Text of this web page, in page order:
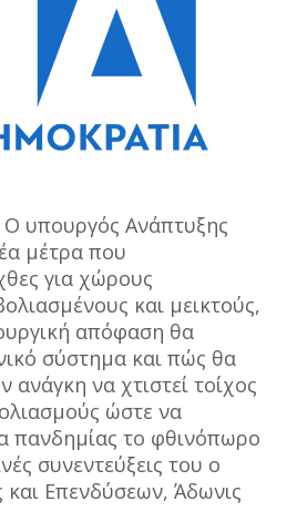
Ο υπουργός Ανάπτυξης
μέτρα που
για χώρους
και μεικτούς,
απόφαση θα
σύστημα και πώς θα
ανάγκη να χτιστεί τοίχος
ώστε να
πανδημίας το φθινόπωρο
συνεντεύξεις του ο
Επενδύσεων, Άδωνις